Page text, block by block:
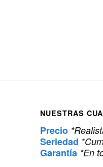
NUESTRAS
Precio
Seriedad
Garantía *En